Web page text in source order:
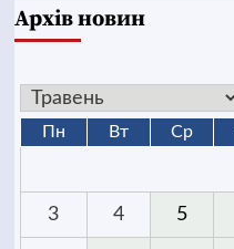
Архів новин
Пн Вт Ср
3 4 5